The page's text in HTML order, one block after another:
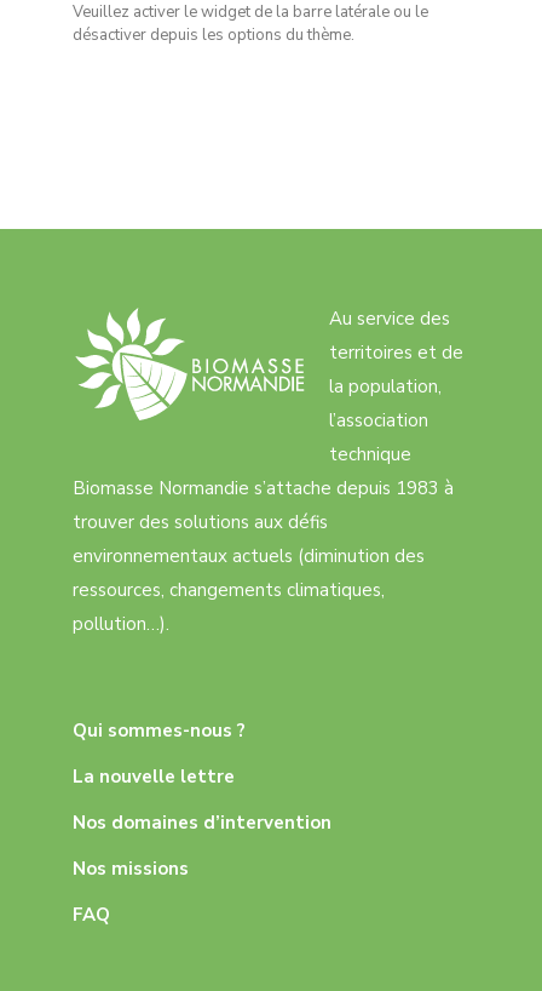
Veuillez activer le widget de la barre latérale ou le
désactiver depuis les options du thème.
Au service des
territoires et de
la population,
l’association
technique
Biomasse Normandie s’attache depuis 1983 à
trouver des solutions aux défis
environnementaux actuels (diminution des
ressources, changements climatiques,
pollution…).
Qui sommes-nous ?
La nouvelle lettre
Nos domaines d’intervention
Nos missions
FAQ